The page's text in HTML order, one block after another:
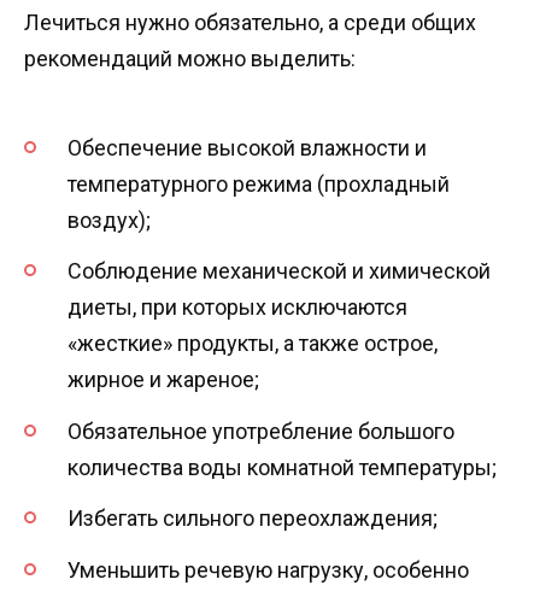
Лечиться нужно обязательно, а среди общих
рекомендаций можно выделить:
Обеспечение высокой влажности и
температурного режима (прохладный
воздух);
Соблюдение механической и химической
диеты, при которых исключаются
«жесткие» продукты, а также острое,
жирное и жареное;
Обязательное употребление большого
количества воды комнатной температуры;
Избегать сильного переохлаждения;
Уменьшить речевую нагрузку, особенно